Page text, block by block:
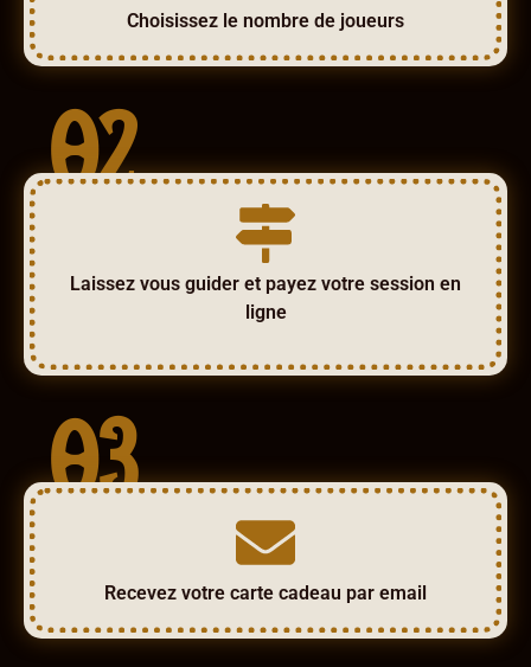
Choisissez le nombre de joueurs
02
Laissez vous guider et payez votre session en
ligne
03
Recevez votre carte cadeau par email